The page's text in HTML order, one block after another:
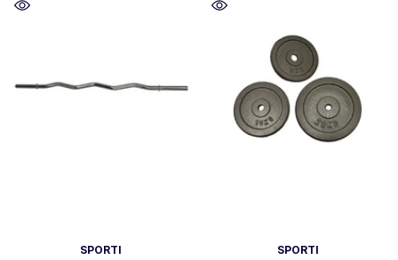
SPORTI
SPORTI